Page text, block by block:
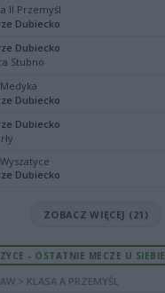
II Przemyśl
Dubiecko
Dubiecko
Stubno
Dubiecko
Dubiecko
Dubiecko
ZOBACZ WIĘCEJ (21)
- OSTATNIE MECZE U SIEBIE
> KLASA A PRZEMYŚL